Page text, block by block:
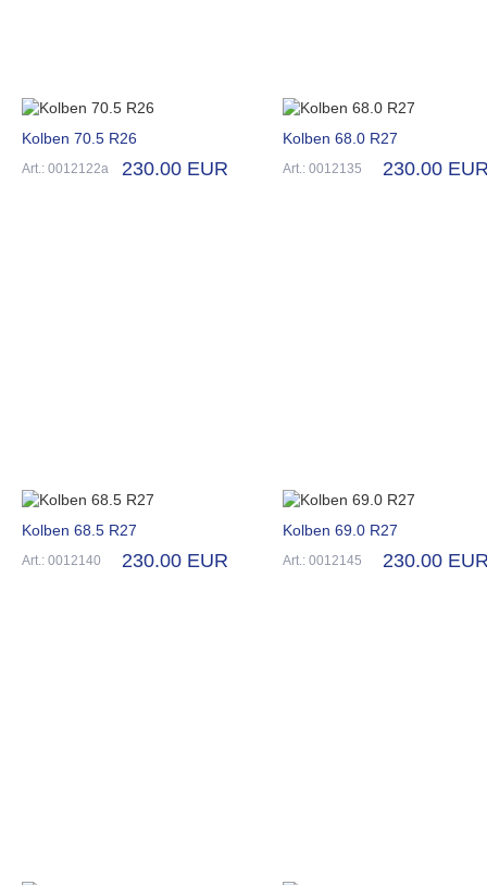
Kolben 70.5 R26
Art.: 0012122a 230.00 EUR
Kolben 68.0 R27
Art.: 0012135 230.00
Kolben 68.5 R27
Art.: 0012140 230.00 EUR
Kolben 69.0 R27
Art.: 0012145 230.00